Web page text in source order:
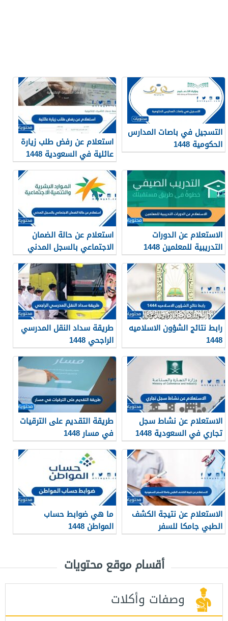
التسجيل في باصات المدارس
الحكومية 1448
استعلام عن رفض طلب زيارة
عائلية في السعودية 1448
الرابط والطريقة
الاستعلام عن الدورات
التدريبية للمعلمين 1448
استعلام عن حالة الضمان
الاجتماعي بالسجل المدني
1448
رابط نتائج الشؤون الاسلاميه
1448
طريقة سداد النقل المدرسي
الراجحي 1448
الاستعلام عن نشاط سجل
تجاري في السعودية 1448
طريقة التقديم على الترقيات
في مسار 1448
الاستعلام عن نتيجة الكشف
الطبي جامكا للسفر
للسعودية 1448
ما هي ضوابط حساب
المواطن 1448
أقسام موقع محتويات
وصفات وأكلات